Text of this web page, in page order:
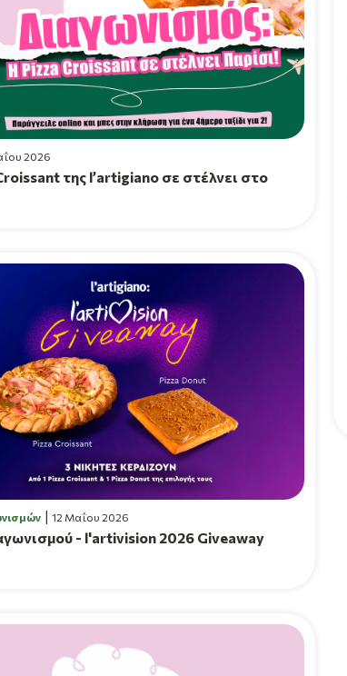
2026
της l’artigiano σε στέλνει στο
12 Μαΐου 2026
- l'artivision 2026 Giveaway